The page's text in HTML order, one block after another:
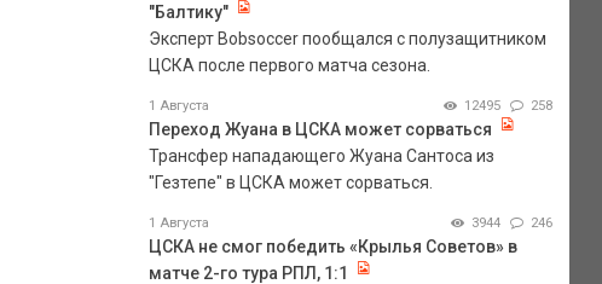
"Балтику"
Эксперт Bobsoccer пообщался с полузащитником
ЦСКА после первого матча сезона.
1 Августа 12495 258
Переход Жуана в ЦСКА может сорваться
Трансфер нападающего Жуана Сантоса из
"Гезтепе" в ЦСКА может сорваться.
1 Августа 3944 246
ЦСКА не смог победить «Крылья Советов» в
матче 2-го тура РПЛ, 1:1